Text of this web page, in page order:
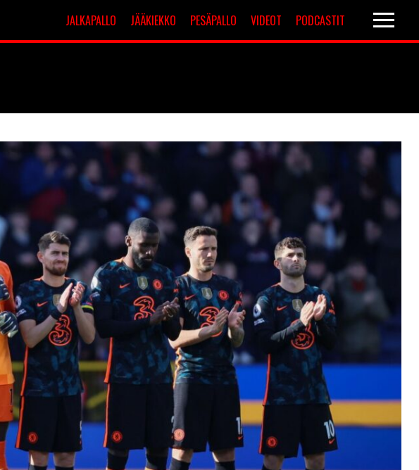
JALKAPALLO JÄÄKIEKKO PESÄPALLO VIDEOT PODCASTIT
Valioliiga Muut sarjat